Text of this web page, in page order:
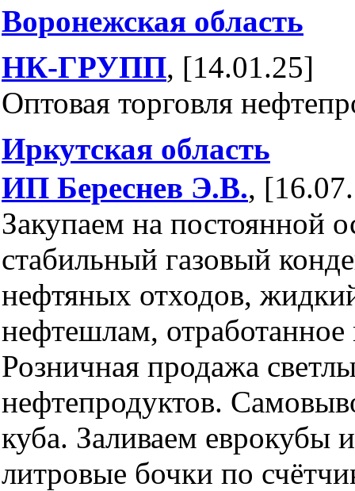
Воронежская область
НК-ГРУПП, [14.01.25]
Оптовая торговля
Иркутская область
ИП Береснев Э.В.,
Закупаем на постоянной
стабильный газовый
нефтяных отходов,
нефтешлам, отработанное
Розничная продажа
нефтепродуктов.
куба. Заливаем еврокубы
литровые бочки по